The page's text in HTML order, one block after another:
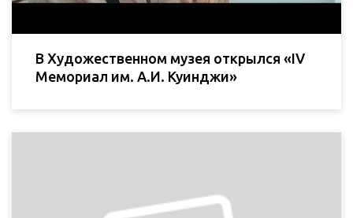
В Художественном музея открылся «IV
Мемориал им. А.И. Куинджи»